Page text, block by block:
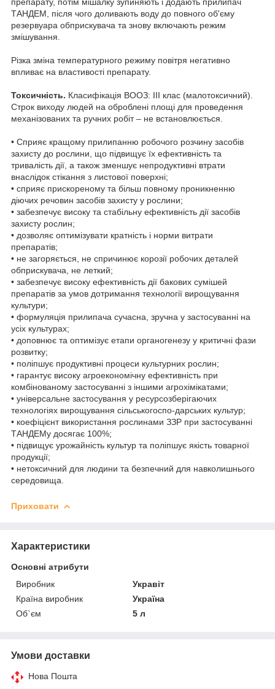
ТАНДЕМ, після чого доливають воду до повного об'єму
резервуара обприскувача та знову включають режим
змішування.
Різка зміна температурного режиму повітря негативно
впливає на властивості препарату.
Токсичність. Класифікація ВООЗ: ІІІ клас (малотоксичний).
Строк виходу людей на оброблені площі для проведення
механізованих та ручних робіт – не встановлюється.
• Cприяє кращому прилипанню робочого розчину засобів
захисту до рослини, що підвищує їх ефективність та
тривалість дії, а також зменшує непродуктивні втрати
внаслідок стікання з листової поверхні;
• сприяє прискореному та більш повному проникненню
діючих речовин засобів захисту у рослини;
• забезпечує високу та стабільну ефективність дії засобів
захисту рослин;
• дозволяє оптимізувати кратність і норми витрати
препаратів;
• не загоряється, не спричинює корозії робочих деталей
обприскувача, не леткий;
• забезпечує високу ефективність дії бакових сумішей
препаратів за умов дотримання технології вирощування
культури;
• формуляція прилипача сучасна, зручна у застосуванні на
усіх культурах;
• доповнює та оптимізує етапи органогенезу у критичні фази
розвитку;
• поліпшує продуктивні процеси культурних рослин;
• гарантує високу агроекономічну ефективність при
комбінованому застосуванні з іншими агрохімікатами;
• універсальне застосування у ресурсозберігаючих
технологіях вирощування сільськогоспо-дарських культур;
• коефіцієнт використання рослинами ЗЗР при застосуванні
ТАНДЕМу досягає 100%;
• підвищує урожайність культур та поліпшує якість товарної
продукції;
• нетоксичний для людини та безпечний для навколишнього
середовища.
Приховати
Характеристики
Основні атрибути
Виробник
Укравіт
Країна виробник
Україна
Об`єм
5 л
Умови доставки
Нова Пошта